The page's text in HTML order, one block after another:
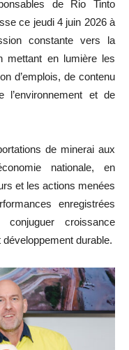
de Rio Tinto
ce jeudi 4 juin 2026 à
constante vers la
mettant en lumière les
d’emplois, de contenu
l’environnement et de
de minerai aux
nationale, en
et les actions menées
enregistrées
croissance
durable.